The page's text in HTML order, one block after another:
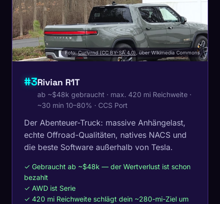
Foto:Curlyrnd (CC BY-SA 4.0), über Wikimedia Commons
#3Rivian R1T
ab ~$48k gebraucht · max. 420 mi Reichweite ·
~30 min 10–80% · CCS Port
Der Abenteuer-Truck: massive Anhängelast,
echte Offroad-Qualitäten, natives NACS und
die beste Software außerhalb von Tesla.
✓ Gebraucht ab ~$48k — der Wertverlust ist schon
bezahlt
✓ AWD ist Serie
✓ 420 mi Reichweite schlägt dein ~280-mi-Ziel um